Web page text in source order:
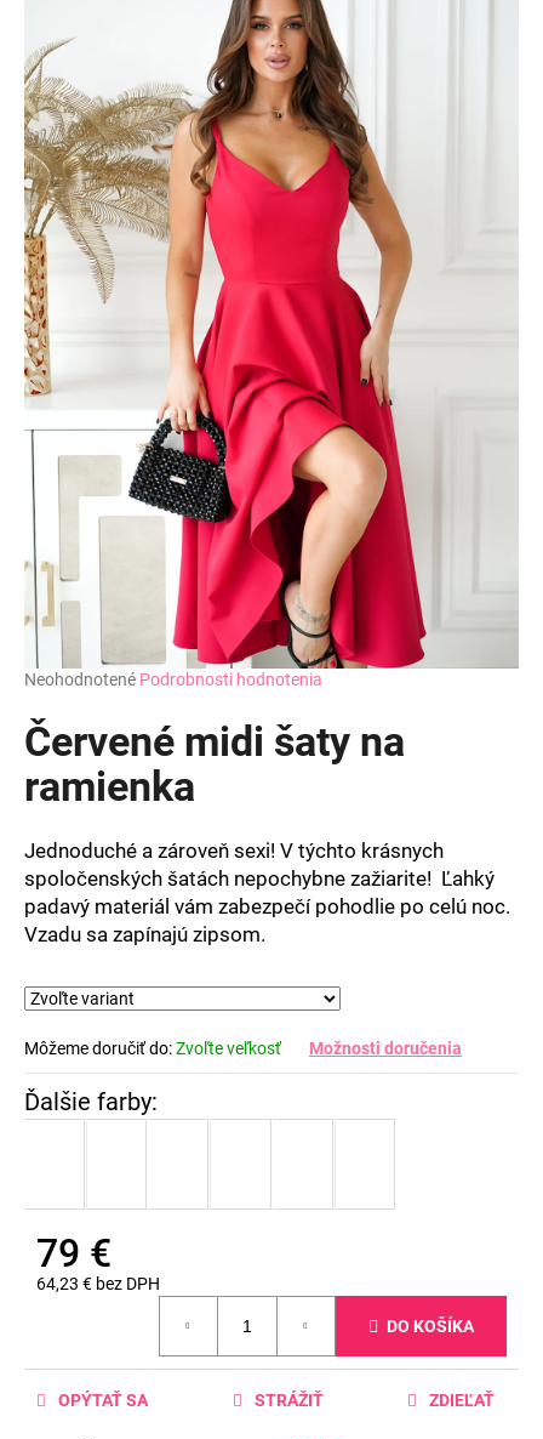
Priemerné
produktu
je
hviezdičiek.
Neohodnotené Podrobnosti hodnotenia
Červené midi šaty na
ramienka
Jednoduché a zároveň sexi! V týchto krásnych
spoločenských šatách nepochybne zažiarite! Ľahký
padavý materiál vám zabezpečí pohodlie po celú noc.
Vzadu sa zapínajú zipsom.
Môžeme doručiť do:Zvoľte veľkosť Možnosti doručenia
79 €
64,23 € bez DPH
DO KOŠÍKA
OPÝTAŤ SA STRÁŽIŤ ZDIEĽAŤ